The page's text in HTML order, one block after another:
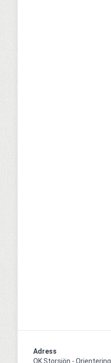
Adress
OK Storsjön - Orientering